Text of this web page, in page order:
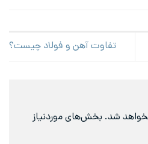
تفاوت آهن و فولاد چیست؟
شد. بخش‌های موردنیاز